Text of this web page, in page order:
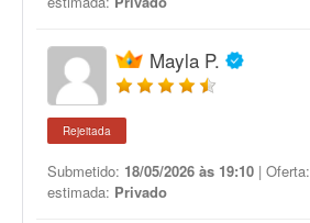
Mayla P.
Rejeitada
Submetido: 18/05/2026 às 19:10 | Oferta:
estimada: Privado